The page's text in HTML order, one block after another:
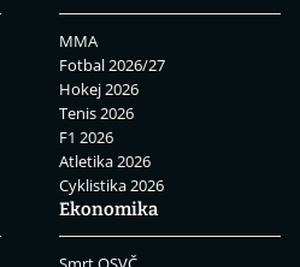
MMA
Fotbal 2026/27
Hokej 2026
Tenis 2026
F1 2026
Atletika 2026
Cyklistika 2026
Ekonomika